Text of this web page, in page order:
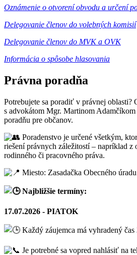
Oznámenie o otvorení obvodu a určení
Delegovanie členov do volebných komisií
Delegovanie členov do MVK a OVK
Informácia o spôsobe hlasovania
Právna poradňa
Potrebujete sa poradiť v právnej oblasti?
s advokátom Mgr. Martinom
poradňu pre občanov.
Poradenstvo je určené všetkým,
riešení právnych záležitostí – napríklad z
rodinného či pracovného práva.
Miesto: Zasadačka Obecného
Najbližšie termíny:
17.07.2026 - PIATOK
Každý záujemca má vyhradený čas
Je potrebné sa vopred nahlásiť na